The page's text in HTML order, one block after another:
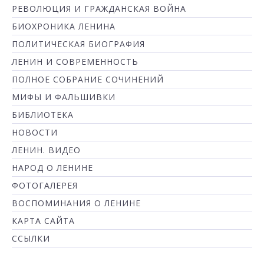
РЕВОЛЮЦИЯ И ГРАЖДАНСКАЯ ВОЙНА
БИОХРОНИКА ЛЕНИНА
ПОЛИТИЧЕСКАЯ БИОГРАФИЯ
ЛЕНИН И СОВРЕМЕННОСТЬ
ПОЛНОЕ СОБРАНИЕ СОЧИНЕНИЙ
МИФЫ И ФАЛЬШИВКИ
БИБЛИОТЕКА
НОВОСТИ
ЛЕНИН. ВИДЕО
НАРОД О ЛЕНИНЕ
ФОТОГАЛЕРЕЯ
ВОСПОМИНАНИЯ О ЛЕНИНЕ
КАРТА САЙТА
ССЫЛКИ